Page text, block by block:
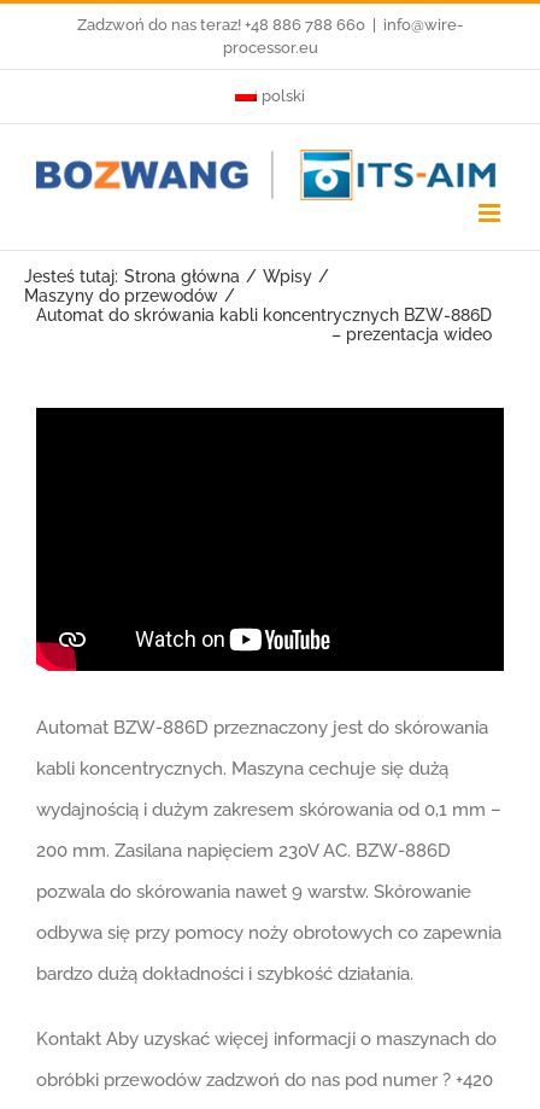
Zadzwoń do nas teraz! +48 886 788 660
info@wire-
processor.eu
polski
Jesteś tutaj: Strona główna
Wpisy
Maszyny do przewodów
Automat do skrówania kabli koncentrycznych BZW-886D
– prezentacja wideo
Automat BZW-886D przeznaczony jest do skórowania
kabli koncentrycznych. Maszyna cechuje się dużą
wydajnością i dużym zakresem skórowania od 0,1 mm –
200 mm. Zasilana napięciem 230V AC. BZW-886D
pozwala do skórowania nawet 9 warstw. Skórowanie
odbywa się przy pomocy noży obrotowych co zapewnia
bardzo dużą dokładności i szybkość działania.
Kontakt Aby uzyskać więcej informacji o maszynach do
obróbki przewodów zadzwoń do nas pod numer ? +420